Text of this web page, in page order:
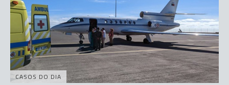
CASOS DO DIA